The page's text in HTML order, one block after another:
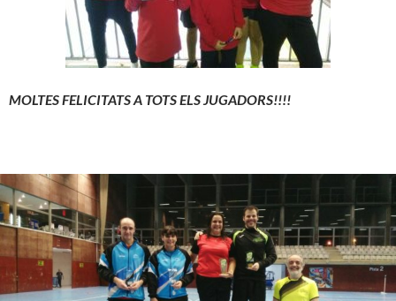
MOLTES FELICITATS A TOTS ELS JUGADORS!!!!